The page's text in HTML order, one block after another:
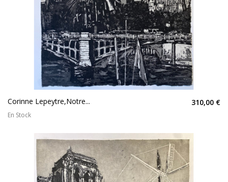
Corinne Lepeytre,Notre... 310,00 €
En Stock